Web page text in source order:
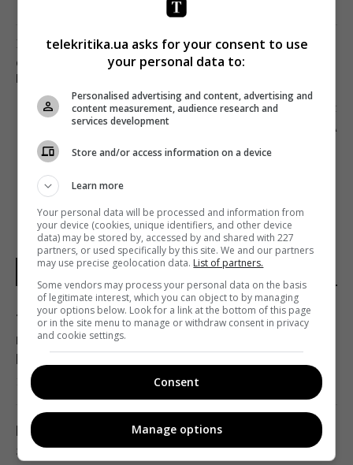
Попередня стаття
ОЦІНЮЄМО НОВІ СЕРІАЛИ ПРО ПІДЛІТКІВ ЗА
Наступна стаття
ЕММА ВОТСОН ЗГАНЬБИЛАСЯ І СПРОБУВАЛА
НОВИНИ УКРАЇНИ І СВІТУ
Туреччина закрила Чорне море для суден,
що прямували до Росії та України, -
Bloomberg
19:00 субота, 08 серпня 2026
Песимізм повернувся в Україну: аналітик
застеріг від помилкового погляду на війну
telekritika.ua asks for your consent to use
your personal data to:
Personalised advertising and content, advertising and
content measurement, audience research and
services development
Store and/or access information on a device
Learn more
Your personal data will be processed and information from
your device (cookies, unique identifiers, and other device
data) may be stored by, accessed by and shared with 227
partners, or used specifically by this site. We and our partners
may use precise geolocation data. List of partners.
Some vendors may process your personal data on the basis
of legitimate interest, which you can object to by managing
your options below. Look for a link at the bottom of this page
or in the site menu to manage or withdraw consent in privacy
and cookie settings.
Consent
Manage options